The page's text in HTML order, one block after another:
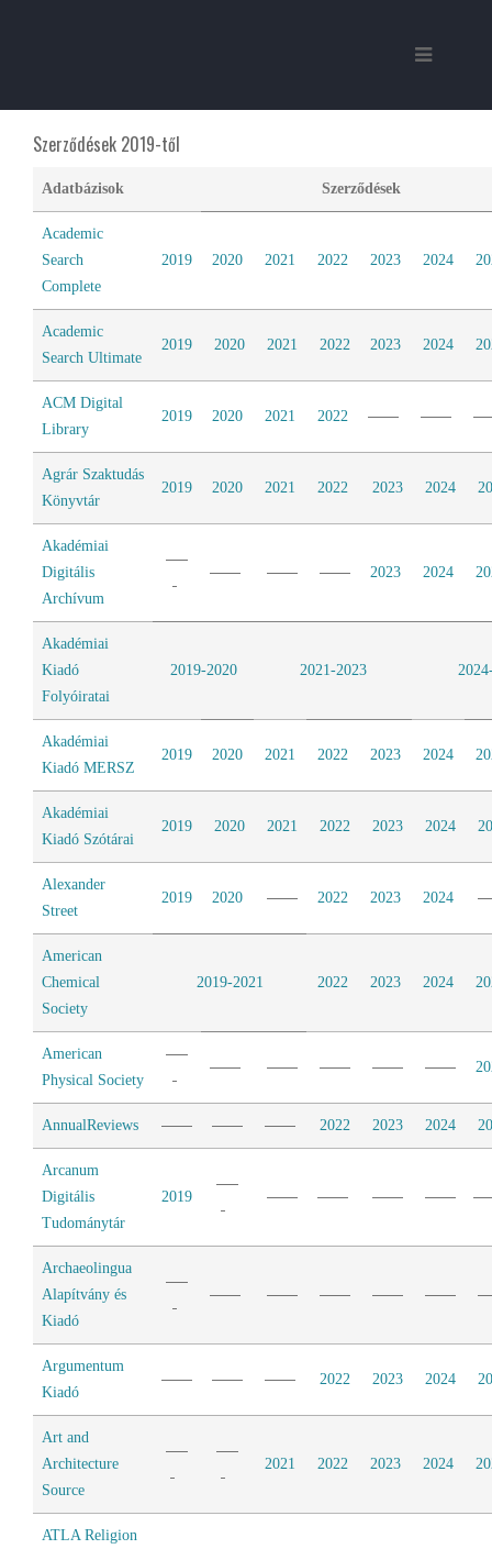
Szerződések 2019-től
Adatbázisok Szerződések
Academic
Search
Complete
2019 2020 2021 2022 2023 2024
Academic
Search Ultimate
2019 2020 2021 2022 2023 2024
ACM Digital
Library
2019 2020 2021 2022
Agrár Szaktudás
Könyvtár
2019 2020 2021 2022 2023 2024
Akadémiai
Digitális
Archívum
2023 2024
Akadémiai
Kiadó
Folyóiratai
2019-2020 2021-2023
Akadémiai
Kiadó MERSZ
2019 2020 2021 2022 2023 2024
Akadémiai
Kiadó Szótárai
2019 2020 2021 2022 2023 2024
Alexander
Street
2019 2020 2022 2023 2024
American
Chemical
Society
2019-2021 2022 2023 2024
American
Physical Society
AnnualReviews 2022 2023 2024
Arcanum
Digitális
Tudománytár
2019
Archaeolingua
Alapítvány és
Kiadó
Argumentum
Kiadó
2022 2023 2024
Art and
Architecture
Source
2021 2022 2023 2024
ATLA Religion